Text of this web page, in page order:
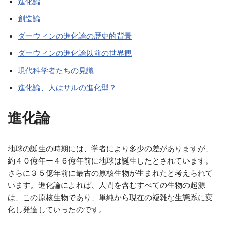
創造論
ダーウィンの進化論の歴史的背景
ダーウィンの進化論以前の世界観
現代科学者たちの見識
進化論、人はサルの進化型？
進化論
地球の誕生の時期には、学者により多少の差がありますが、
約４０億年ー４６億年前に地球は誕生したとされています。
さらに３５億年前に最古の原核生物が生まれたと考えられて
います。進化論によれば、人間を含むすべての生物の起源
は、この原核生物であり、単純から現在の複雑な生態系に変
化し発達していったのです。